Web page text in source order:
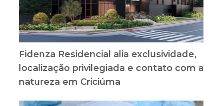
Fidenza Residencial alia exclusividade,
localização privilegiada e contato com a
natureza em Criciúma